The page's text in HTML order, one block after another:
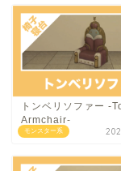
モンスター系
トンベリソファー -
Armchair-